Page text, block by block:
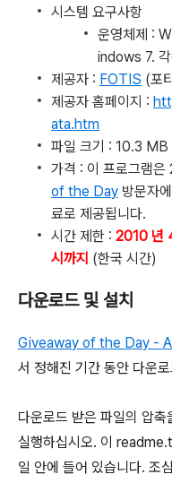
시스템 요구사항
운영체제 :
indows 7.
제공자 : FOTIS (포
제공자 홈페이지 :
ata.htm
파일 크기 : 10.3 MB
가격 : 이 프로그램
of the Day 방문자
료로 제공됩니다.
시간 제한 : 2010 년
시까지 (한국 시간)
다운로드 및 설치
Giveaway of the Day -
서 정해진 기간 동안 다운
다운로드 받은 파일의 압
실행하십시오. 이
일 안에 들어 있습니다. 조